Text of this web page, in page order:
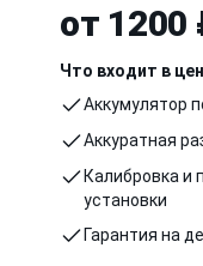
от 1200
Что входит в
Аккумулятор
Аккуратная
Калибровка и
установки
Гарантия на